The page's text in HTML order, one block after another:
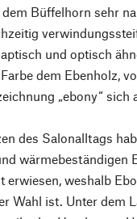
Büffelhorn sehr
und optisch
dem Ebenholz,
„ebony“ sich
des Salonalltags
wärmebeständigen
erwiesen, weshalb
Wahl ist. Unter dem